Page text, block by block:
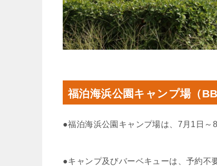
福泊海浜公園キャンプ場（
●福泊海浜公園キャンプ場は、7月1日～
●キャンプ及びバーベキューは、予約不